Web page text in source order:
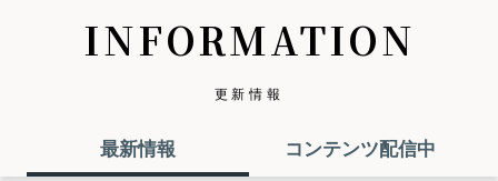
INFORMATION
更新情報
最新情報 コンテンツ配信中